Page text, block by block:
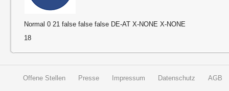
Normal 0 21 false false false DE-AT X-NONE X-NONE
18
Offene Stellen Presse Impressum Datenschutz AGB